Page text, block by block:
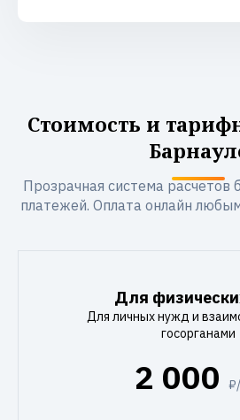
Стоимость и
Прозрачная система расчетов
платежей. Оплата онлайн
Для
Для личных нужд и
госорганами
2 000